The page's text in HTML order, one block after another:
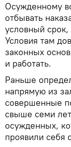
Осужденному
отбывать
условный
Условия там
законных
и работать.
Раньше
напрямую из
совершенные
свыше семи
осужденных,
проявили себя